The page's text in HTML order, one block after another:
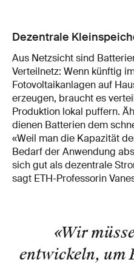
Dezentrale
Aus Netzsicht sind
Verteilnetz: Wenn künftig
Fotovoltaikanlagen auf
erzeugen, braucht es
Produktion lokal puffern.
dienen Batterien dem
«Weil man die Kapazität
Bedarf der Anwendung
sich gut als dezentrale
sagt ETH-Professorin
«Wir
entwickeln, um